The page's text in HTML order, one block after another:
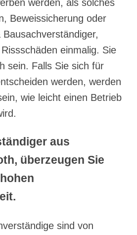
werden, als solches
Beweissicherung oder
einmalig. Sie
sein. Falls Sie sich für
werden, werden
wie leicht einen Betrieb
aus
überzeugen Sie
sind von